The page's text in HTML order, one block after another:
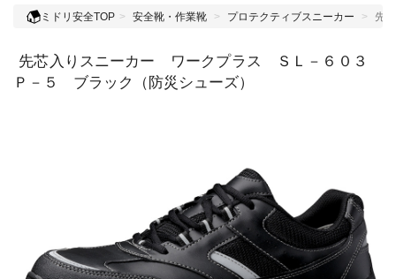
ミドリ安全TOP 安全靴・作業靴 プロテクティブスニーカー 先
先芯入りスニーカー ワークプラス ＳＬ－６０３
Ｐ－５ ブラック（防災シューズ）